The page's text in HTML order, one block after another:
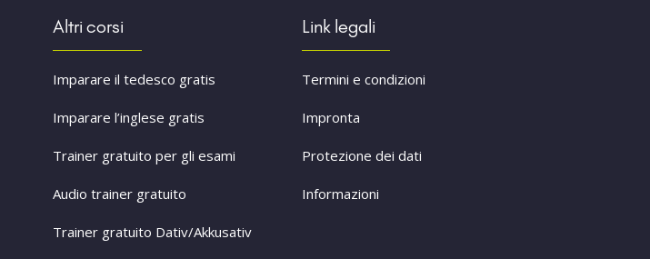
Altri corsi
Imparare il tedesco gratis
Imparare l’inglese gratis
Trainer gratuito per gli esami
Audio trainer gratuito
Trainer gratuito Dativ/Akkusativ
Link legali
Termini e condizioni
Impronta
Protezione dei dati
Informazioni